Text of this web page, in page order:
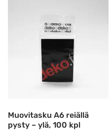
Muovitasku A6 reiällä
pysty – ylä, 100 kpl